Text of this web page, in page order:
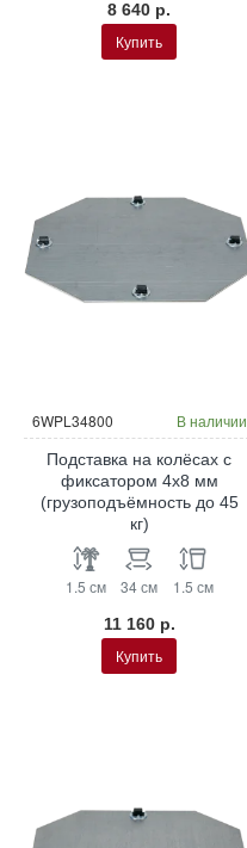
8 640 р.
Купить
6WPL34800 В наличии
Подставка на колёсах с
фиксатором 4x8 мм
(грузоподъёмность до 45
кг)
1.5 см 34 см 1.5 см
11 160 р.
Купить